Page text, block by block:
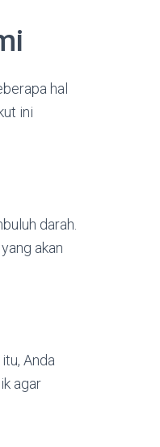
hal
ini
darah.
akan
Anda
agar